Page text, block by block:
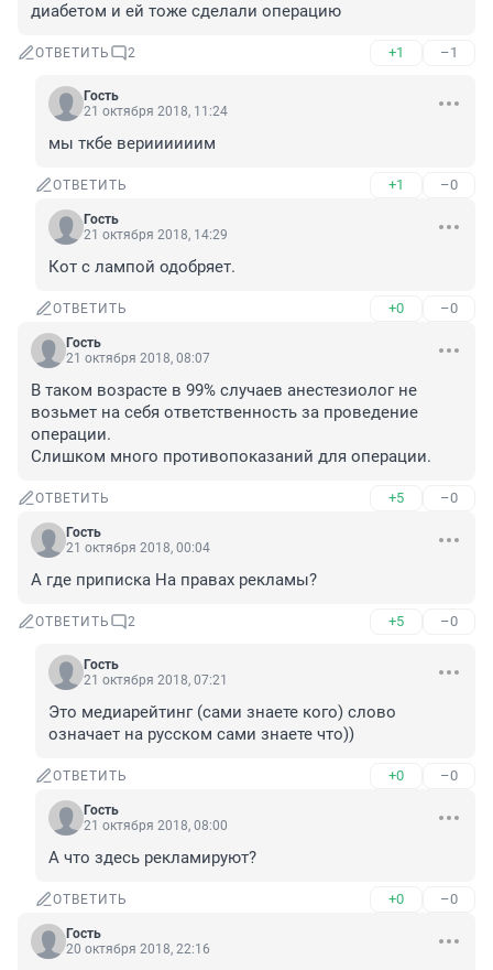
диабетом и ей тоже сделали операцию
ОТВЕТИТЬ 2 +1 –1
Гость
21 октября 2018, 11:24
мы ткбе вериииииим
ОТВЕТИТЬ +1 –0
Гость
21 октября 2018, 14:29
Кот с лампой одобряет.
ОТВЕТИТЬ +0 –0
Гость
21 октября 2018, 08:07
В таком возрасте в 99% случаев анестезиолог не
возьмет на себя ответственность за проведение
операции.
Слишком много противопоказаний для операции.
ОТВЕТИТЬ +5 –0
Гость
21 октября 2018, 00:04
А где приписка На правах рекламы?
ОТВЕТИТЬ 2 +5 –0
Гость
21 октября 2018, 07:21
Это медиарейтинг (сами знаете кого) слово
означает на русском сами знаете что))
ОТВЕТИТЬ +0 –0
Гость
21 октября 2018, 08:00
А что здесь рекламируют?
ОТВЕТИТЬ +0 –0
Гость
20 октября 2018, 22:16